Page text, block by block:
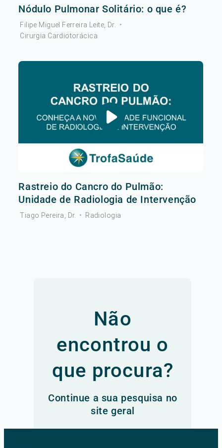
Nódulo Pulmonar Solitário: o que é?
Filipe Miguel Ferreira Leite, Dr. •
Cirurgia Cardiotorácica
Rastreio do Cancro do Pulmão:
Unidade de Radiologia de Intervenção
Tiago Pereira, Dr. • Radiologia
Não
encontrou o
que procura?
Continue a sua pesquisa no
site geral